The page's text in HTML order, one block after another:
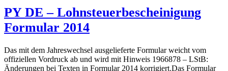
PY DE – Lohnsteuerbescheinigung
Formular 2014
Das mit dem Jahreswechsel ausgelieferte Formular weicht vom
offiziellen Vordruck ab und wird mit Hinweis 1966878 – LStB:
Änderungen bei Texten in Formular 2014 korrigiert.Das Formular